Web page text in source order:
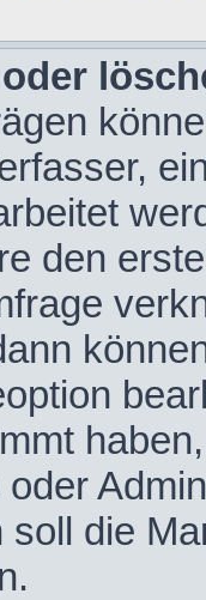
den
die